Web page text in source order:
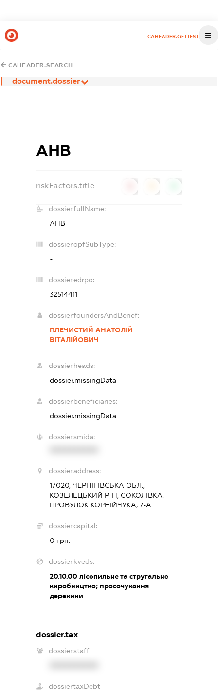
CAHEADER.GETTEST
CAHEADER.SEARCH
document.dossier
АНВ
riskFactors.title
dossier.fullName:
АНВ
dossier.opfSubType:
-
dossier.edrpo:
32514411
dossier.foundersAndBenef:
ПЛЕЧИСТИЙ АНАТОЛІЙ
ВІТАЛІЙОВИЧ
dossier.heads:
dossier.missingData
dossier.beneficiaries:
dossier.missingData
dossier.smida:
dossier.address:
17020, ЧЕРНІГІВСЬКА ОБЛ.,
КОЗЕЛЕЦЬКИЙ Р-Н, СОКОЛІВКА,
ПРОВУЛОК КОРНІЙЧУКА, 7-А
dossier.capital:
0 грн.
dossier.kveds:
20.10.00лісопильне та стругальне
виробництво; просочування
деревини
dossier.tax
dossier.staff
dossier.taxDebt